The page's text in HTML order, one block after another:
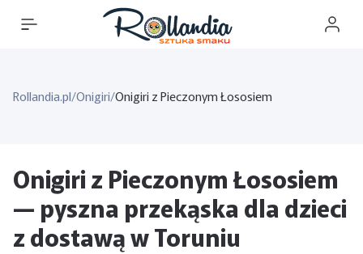
Rollandia.pl/Onigiri/Onigiri z Pieczonym Łososiem
Onigiri z Pieczonym Łososiem
— pyszna przekąska dla dzieci
z dostawą w Toruniu